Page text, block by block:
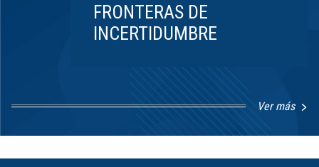
FRONTERAS DE
INCERTIDUMBRE
Ver más
8